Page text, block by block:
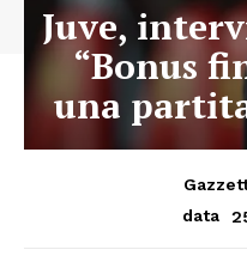
Juve,
“Bonus
una
data